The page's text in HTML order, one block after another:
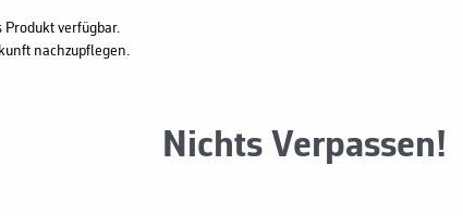
verfügbar.
nachzupflegen.
Nichts Verpassen!